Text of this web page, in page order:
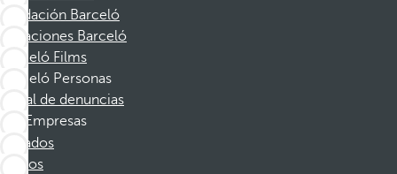
Fundación Barceló
Vacaciones Barceló
Barceló Films
Barceló Personas
Canal de denuncias
Empresas
Afiliados
Socios